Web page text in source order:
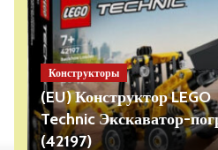
Конструкторы
(EU) Конструктор LEGO
Technic Экскаватор-
(42197)